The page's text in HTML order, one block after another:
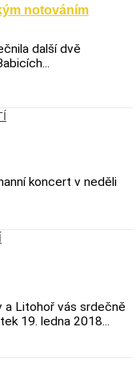
notováním
další dvě
koncert v neděli
a Litohoř vás srdečně
19. ledna 2018...